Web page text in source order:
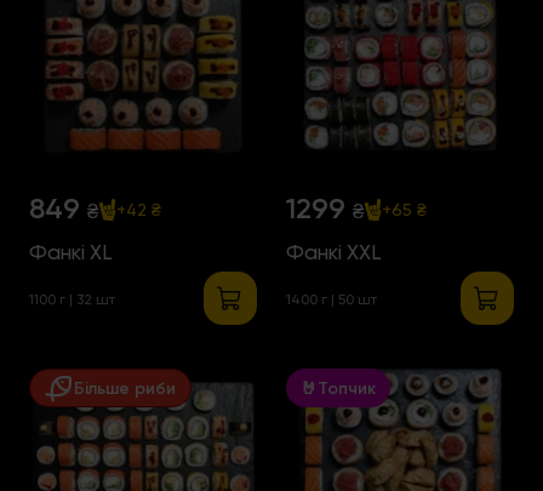
849 ₴ +42 ₴
Фанкі XL
1100 г | 32 шт
1299 ₴ +65 ₴
Фанкі XXL
1400 г | 50 шт
Більше риби 🤘Топчик